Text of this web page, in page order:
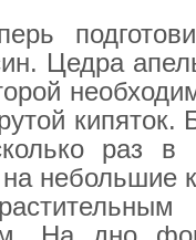
Цедра
кипяток.
раз в
небольшие